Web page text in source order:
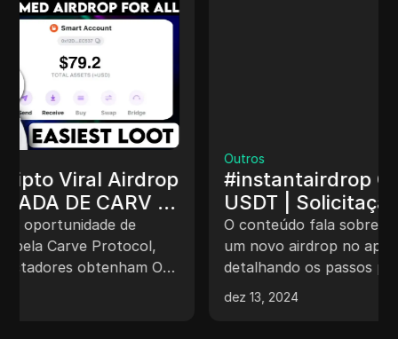
#instantairdrop Gratuito até 100
USDT | Solicitação instantânea do
Airdrop da Binance - Novo saque
de criptomoedas hoje.
O conteúdo fala sobre um YouTuber discutindo
um novo airdrop no aplicativo da Binance,
detalhando os passos para participar, incluindo
a verificação do airdrop, realização de uma
negociação de $100 de volume e girar para